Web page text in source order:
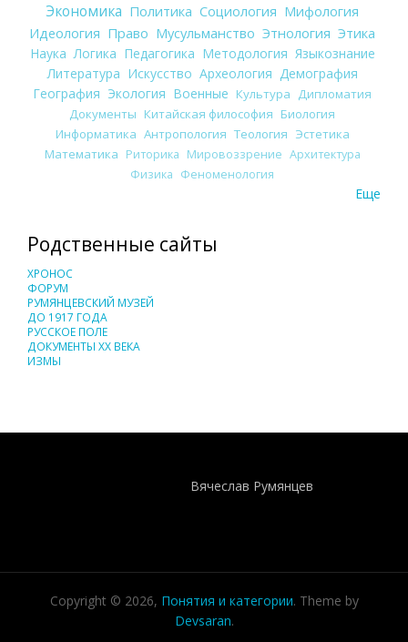
Экономика Политика Социология Мифология
Идеология Право Мусульманство Этнология Этика
Наука Логика Педагогика Методология Языкознание
Литература Искусство Археология Демография
География Экология Военные Культура
Дипломатия
Документы Китайская философия Биология
Информатика Антропология Теология Эстетика
Математика Риторика Мировоззрение Архитектура
Физика Феноменология
Еще
Родственные сайты
ХРОНОС
ФОРУМ
РУМЯНЦЕВСКИЙ МУЗЕЙ
ДО 1917 ГОДА
РУССКОЕ ПОЛЕ
ДОКУМЕНТЫ XX ВЕКА
ИЗМЫ
Вячеслав Румянцев
Copyright © 2026, Понятия и категории. Theme by
Devsaran.